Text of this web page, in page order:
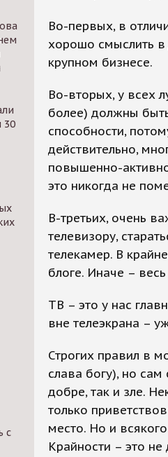
30
с
Во-первых, в
хорошо смыслить в
крупном бизнесе.
Во-вторых, у всех
более) должны
способности,
действительно,
повышенно-
это никогда не
В-третьих, очень
телевизору,
телекамер. В
блоге. Иначе –
ТВ – это у нас
вне телеэкрана –
Строгих правил в
слава богу), но сам
добре, так и зле.
только
место. Но и
Крайности – это